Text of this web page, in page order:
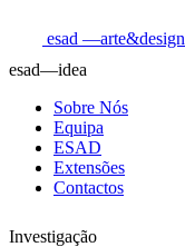
esad —arte&design
esad—idea
Sobre Nós
Equipa
ESAD
Extensões
Contactos
Investigação